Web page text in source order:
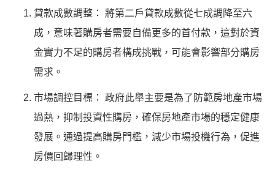
貸款成數調整： 將第二戶貸款成數從七成調降至六
成，意味著購房者需要自備更多的首付款，這對於資
金實力不足的購房者構成挑戰，可能會影響部分購房
需求。
市場調控目標： 政府此舉主要是為了防範房地產市場
過熱，抑制投資性購房，確保房地產市場的穩定健康
發展。通過提高購房門檻，減少市場投機行為，促進
房價回歸理性。